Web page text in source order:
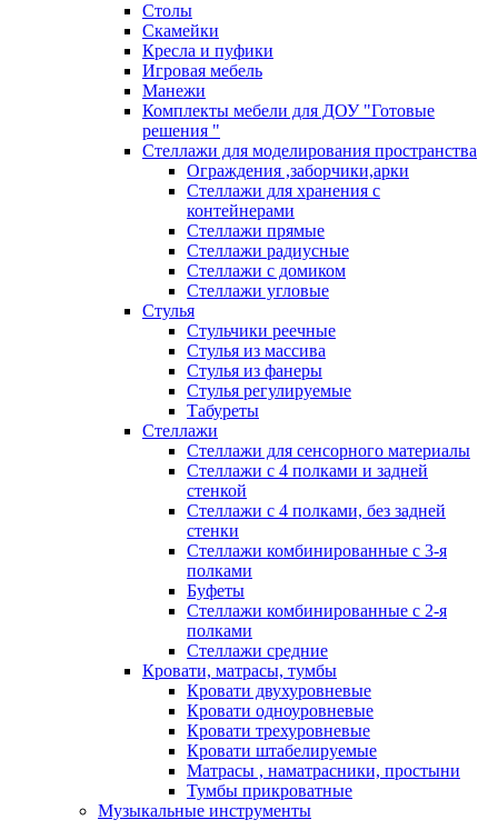
Столы
Скамейки
Кресла и пуфики
Игровая мебель
Манежи
Комплекты мебели для ДОУ "Готовые
решения "
Стеллажи для моделирования пространства
Ограждения ,заборчики,арки
Стеллажи для хранения с
контейнерами
Стеллажи прямые
Стеллажи радиусные
Стеллажи с домиком
Стеллажи угловые
Стулья
Стульчики реечные
Стулья из массива
Стулья из фанеры
Стулья регулируемые
Табуреты
Стеллажи
Стеллажи для сенсорного материалы
Стеллажи с 4 полками и задней
стенкой
Стеллажи с 4 полками, без задней
стенки
Стеллажи комбинированные с 3-я
полками
Буфеты
Стеллажи комбинированные с 2-я
полками
Стеллажи средние
Кровати, матрасы, тумбы
Кровати двухуровневые
Кровати одноуровневые
Кровати трехуровневые
Кровати штабелируемые
Матрасы , наматрасники, простыни
Тумбы прикроватные
Музыкальные инструменты